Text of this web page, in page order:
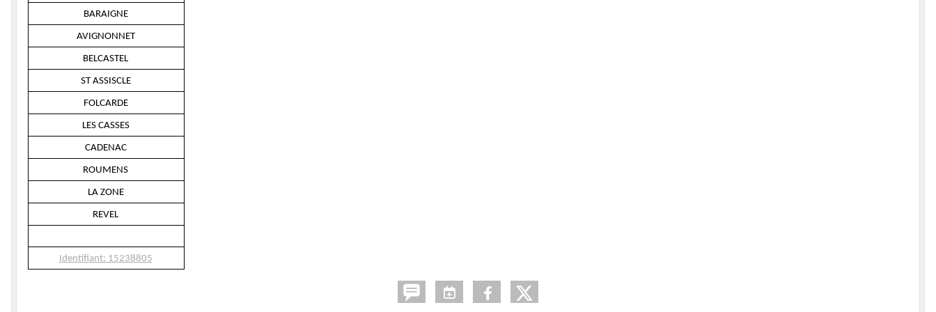
BARAIGNE
AVIGNONNET
BELCASTEL
ST ASSISCLE
FOLCARDE
LES CASSES
CADENAC
ROUMENS
LA ZONE
REVEL
Identifiant: 15238805